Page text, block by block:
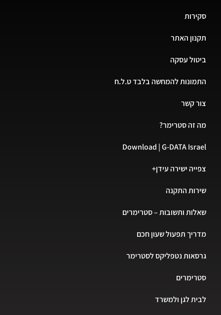
סקירות
תקנון האתר
ביטול עסקה
התמונות להמחשה בלבד ט.ל.ח
צור קשר
מה זה סטרימר?
Download | G-DATA Israel
צפייה ישירה עידן+
שירות התקנה
שאלות ותשובות – סטרימרים
מדריך תפעול שעון חכם
גרסאות נטפליקס לסטרימר
סטרימרים
לבית לגן ולמשרד